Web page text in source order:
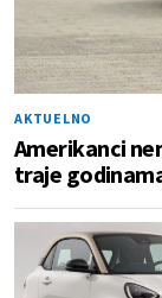
AKTUELNO
Amerikanci
traje